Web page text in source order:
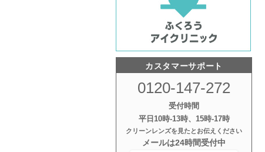
カスタマーサポート
0120-147-272
受付時間
平日10時‐13時、15時‐17時
クリーンレンズを見たとお伝えください
メールは24時間受付中